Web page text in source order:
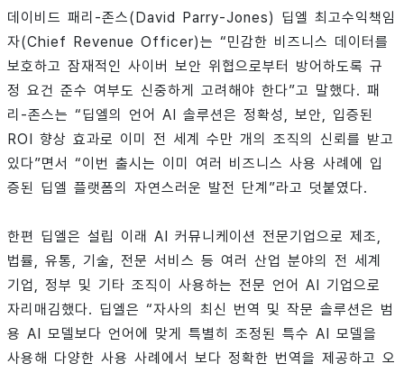
데이비드 패리-존스(David Parry-Jones) 딥엘 최고수익책임
자(Chief Revenue Officer)는 “민감한 비즈니스 데이터를
보호하고 잠재적인 사이버 보안 위협으로부터 방어하도록 규
정 요건 준수 여부도 신중하게 고려해야 한다”고 말했다. 패
리-존스는 “딥엘의 언어 AI 솔루션은 정확성, 보안, 입증된
ROI 향상 효과로 이미 전 세계 수만 개의 조직의 신뢰를 받고
있다”면서 “이번 출시는 이미 여러 비즈니스 사용 사례에 입
증된 딥엘 플랫폼의 자연스러운 발전 단계”라고 덧붙였다.
한편 딥엘은 설립 이래 AI 커뮤니케이션 전문기업으로 제조,
법률, 유통, 기술, 전문 서비스 등 여러 산업 분야의 전 세계
기업, 정부 및 기타 조직이 사용하는 전문 언어 AI 기업으로
자리매김했다. 딥엘은 “자사의 최신 번역 및 작문 솔루션은 범
용 AI 모델보다 언어에 맞게 특별히 조정된 특수 AI 모델을
사용해 다양한 사용 사례에서 보다 정확한 번역을 제공하고 오